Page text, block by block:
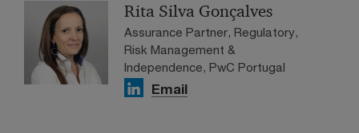
Rita Silva Gonçalves
Assurance Partner, Regulatory,
Risk Management &
Independence, PwC Portugal
Email